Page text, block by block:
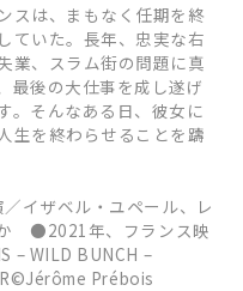
スは、まもなく任期を終
ていた。長年、忠実な右
業、スラム街の問題に真
最後の大仕事を成し遂げ
。そんなある日、彼女に
生を終わらせることを躊
イザベル・ユペール、レ
●2021年、フランス映
WILD BUNCH –
Prébois